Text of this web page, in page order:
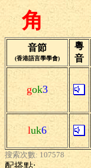
角
音節
(香港語言學學會)
粵
音
gok3
luk6
搜索次數: 107578
配搭點: